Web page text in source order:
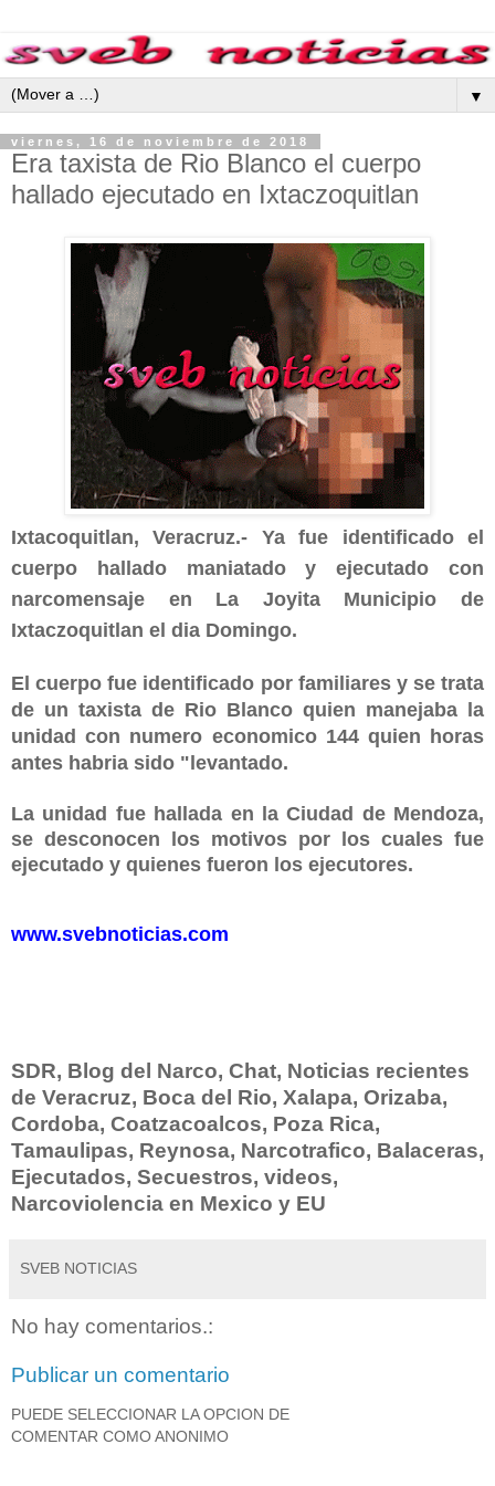
▼
viernes, 16 de noviembre de 2018
Era taxista de Rio Blanco el cuerpo
hallado ejecutado en Ixtaczoquitlan
Ixtacoquitlan, Veracruz.- Ya fue identificado el
cuerpo hallado maniatado y ejecutado con
narcomensaje en La Joyita Municipio de
Ixtaczoquitlan el dia Domingo.
El cuerpo fue identificado por familiares y se trata
de un taxista de Rio Blanco quien manejaba la
unidad con numero economico 144 quien horas
antes habria sido "levantado.
La unidad fue hallada en la Ciudad de Mendoza,
se desconocen los motivos por los cuales fue
ejecutado y quienes fueron los ejecutores.
www.svebnoticias.com
SDR, Blog del Narco, Chat, Noticias recientes
de Veracruz, Boca del Rio, Xalapa, Orizaba,
Cordoba, Coatzacoalcos, Poza Rica,
Tamaulipas, Reynosa, Narcotrafico, Balaceras,
Ejecutados, Secuestros, videos,
Narcoviolencia en Mexico y EU
SVEB NOTICIAS
No hay comentarios.:
Publicar un comentario
PUEDE SELECCIONAR LA OPCION DE
COMENTAR COMO ANONIMO